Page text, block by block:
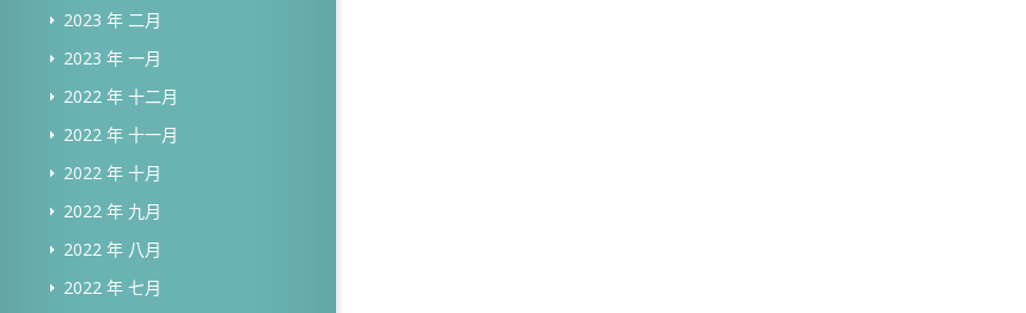
2023 年 二月
2023 年 一月
2022 年 十二月
2022 年 十一月
2022 年 十月
2022 年 九月
2022 年 八月
2022 年 七月